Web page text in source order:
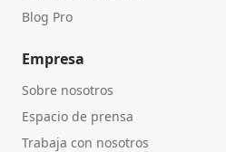
Blog Pro
Empresa
Sobre nosotros
Espacio de prensa
Trabaja con nosotros